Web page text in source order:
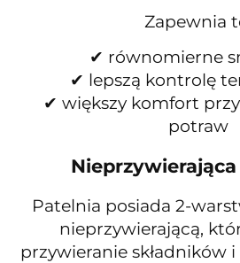
Zapewnia
✔ równomierne
✔ lepszą kontrolę
✔ większy komfort
potraw
Nieprzywierająca
Patelnia posiada 2-
nieprzywierającą,
przywieranie składników